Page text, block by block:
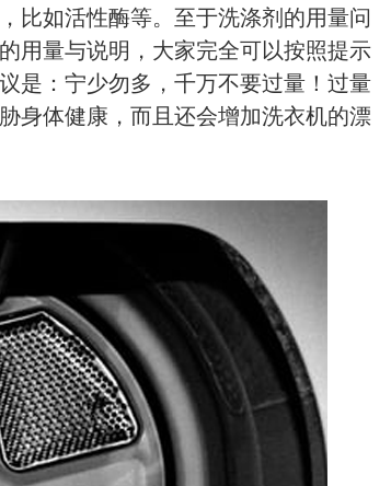
比如活性酶等。至于洗涤剂的用量问
用量与说明，大家完全可以按照提示
是：宁少勿多，千万不要过量！过量
身体健康，而且还会增加洗衣机的漂